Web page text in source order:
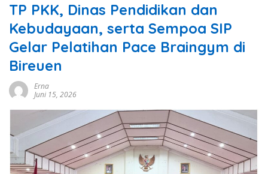
TP PKK, Dinas Pendidikan dan
Kebudayaan, serta Sempoa SIP
Gelar Pelatihan Pace Braingym di
Bireuen
Erna
Juni 15, 2026